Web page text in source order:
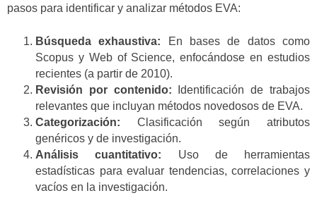
pasos para identificar y analizar métodos EVA:
Búsqueda exhaustiva: En bases de datos como
Scopus y Web of Science, enfocándose en estudios
recientes (a partir de 2010).
Revisión por contenido: Identificación de trabajos
relevantes que incluyan métodos novedosos de EVA.
Categorización: Clasificación según atributos
genéricos y de investigación.
Análisis cuantitativo: Uso de herramientas
estadísticas para evaluar tendencias, correlaciones y
vacíos en la investigación.